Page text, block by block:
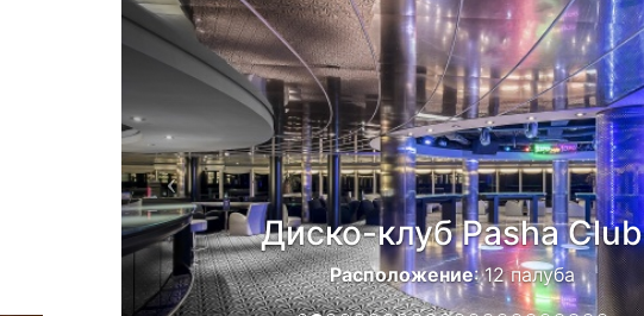
Диско-клуб Pasha Club
Расположение: 12 палуба